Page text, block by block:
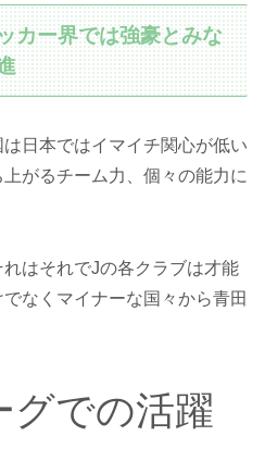
カー界では強豪とみな
日本ではイマイチ関心が低い
がるチーム力、個々の能力に
はそれでJの各クラブは才能
なくマイナーな国々から青田
グでの活躍